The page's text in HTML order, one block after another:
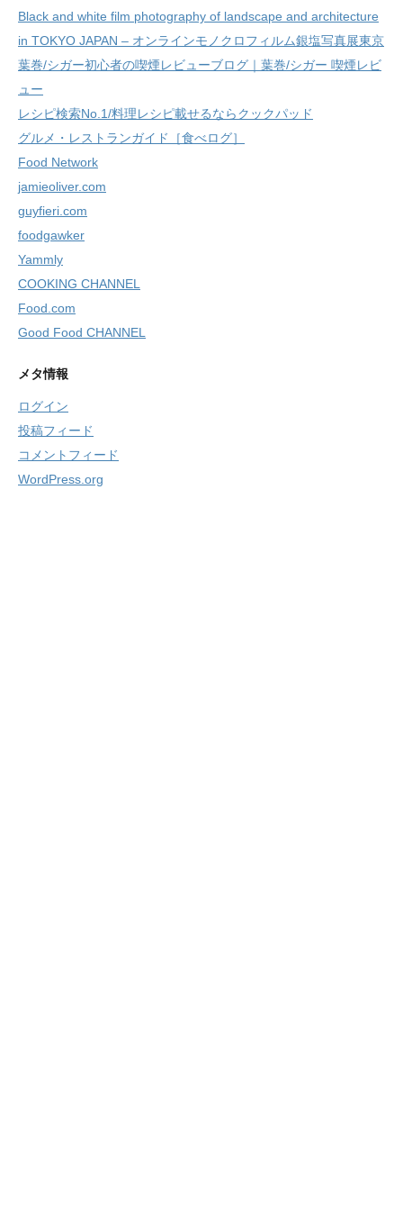
Black and white film photography of landscape and architecture
in TOKYO JAPAN – オンラインモノクロフィルム銀塩写真展東京
葉巻/シガー初心者の喫煙レビューブログ｜葉巻/シガー 喫煙レビ
ュー
レシピ検索No.1/料理レシピ載せるならクックパッド
グルメ・レストランガイド［食べログ］
Food Network
jamieoliver.com
guyfieri.com
foodgawker
Yammly
COOKING CHANNEL
Food.com
Good Food CHANNEL
メタ情報
ログイン
投稿フィード
コメントフィード
WordPress.org